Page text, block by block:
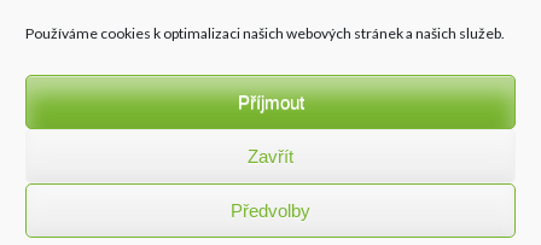
Používáme cookies k optimalizaci našich webových stránek a našich služeb.
Příjmout
Zavřít
Předvolby
pro
příspěvek
Všechna práva vyhrazena ZŠ a MŠ Lučina (www.zs-lucina.cz) |
vytvořiloSky2Sea.net Ochrana osobních údajů